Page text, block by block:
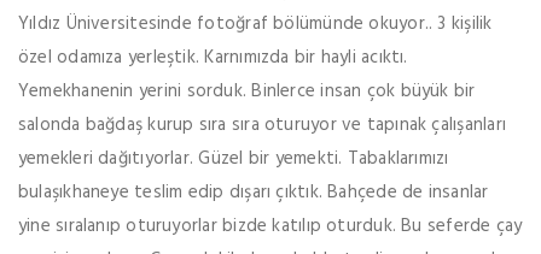
Yıldız Üniversitesinde fotoğraf bölümünde okuyor.. 3 kişilik
özel odamıza yerleştik. Karnımızda bir hayli acıktı.
Yemekhanenin yerini sorduk. Binlerce insan çok büyük bir
salonda bağdaş kurup sıra sıra oturuyor ve tapınak çalışanları
yemekleri dağıtıyorlar. Güzel bir yemekti. Tabaklarımızı
bulaşıkhaneye teslim edip dışarı çıktık. Bahçede de insanlar
yine sıralanıp oturuyorlar bizde katılıp oturduk. Bu seferde çay